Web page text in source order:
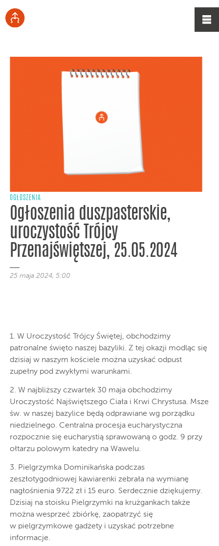
OGŁOSZENIA
Ogłoszenia duszpasterskie,
uroczystość Trójcy
Przenajświętszej, 25.05.2024
25 maja 2024, 5:00
1. W Uroczystość Trójcy Świętej, obchodzimy
patronalne święto naszej bazyliki. Z tej okazji modląc się
dzisiaj w naszym kościele można uzyskać odpust
zupełny pod zwykłymi warunkami.
2. W najbliższy czwartek 30 maja obchodzimy
Uroczystość Najświętszego Ciała i Krwi Chrystusa. Msze
św. w naszej bazylice będą odprawiane wg porządku
niedzielnego. Centralna procesja eucharystyczna
rozpocznie się eucharystią sprawowaną o godz. 9 przy
ołtarzu polowym katedry na Wawelu.
3. Pielgrzymka Dominikańska podczas
zeszłotygodniowej kawiarenki zebrała na wymianę
nagłośnienia 9722 zł i 15 euro. Serdecznie dziękujemy.
Dzisiaj na stoisku Pielgrzymki na krużgankach także
można wesprzeć zbiórkę, zaopatrzyć się
w pielgrzymkowe gadżety i uzyskać potrzebne
informacje.